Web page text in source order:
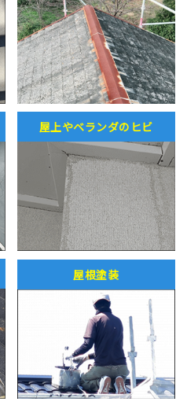
屋上やベランダのヒビ
屋根塗装